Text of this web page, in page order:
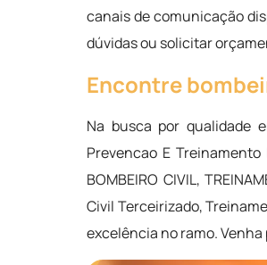
canais de comunicação
dúvidas ou solicitar
Encontre
Na busca por qualidade
Prevencao E
BOMBEIRO CIVIL,
Civil Terceirizado,
excelência no ramo.